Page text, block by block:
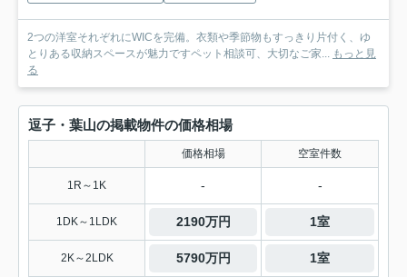
2つの洋室それぞれにWICを完備。衣類や季節物もすっきり片付く、ゆ
とりある収納スペースが魅力ですペット相談可、大切なご家... もっと見
る
逗子・葉山の掲載物件の価格相場
価格相場 空室件数
1R～1K - -
1DK～1LDK 2190万円 1室
2K～2LDK 5790万円 1室